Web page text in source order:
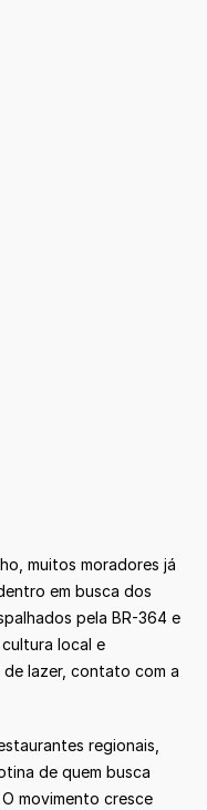
muitos moradores já
em busca dos
pela BR-364 e
local e
lazer, contato com a
regionais,
de quem busca
movimento cresce